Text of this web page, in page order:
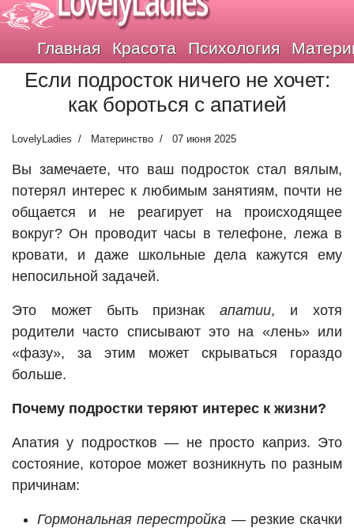
Главная Красота Психология
Если подросток ничего не хочет:
как бороться с апатией
LovelyLadies Материнство 07 июня 2025
Вы замечаете, что ваш подросток стал вялым,
потерял интерес к любимым занятиям, почти не
общается и не реагирует на происходящее
вокруг? Он проводит часы в телефоне, лежа в
кровати, и даже школьные дела кажутся ему
непосильной задачей.
Это может быть признакапатии, и хотя
родители часто списывают это на «лень» или
«фазу», за этим может скрываться гораздо
больше.
Почему подростки теряют интерес к жизни?
Апатия у подростков — не просто каприз. Это
состояние, которое может возникнуть по разным
причинам:
Гормональная перестройка — резкие скачки